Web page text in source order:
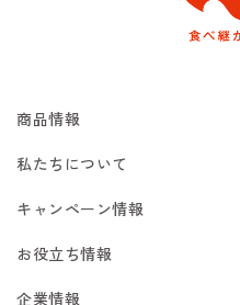
商品情報
私たちについて
キャンペーン情報
お役立ち情報
企業情報